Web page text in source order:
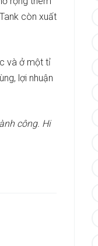
còn xuất
và ở một tỉ
lợi nhuận
công. Hi